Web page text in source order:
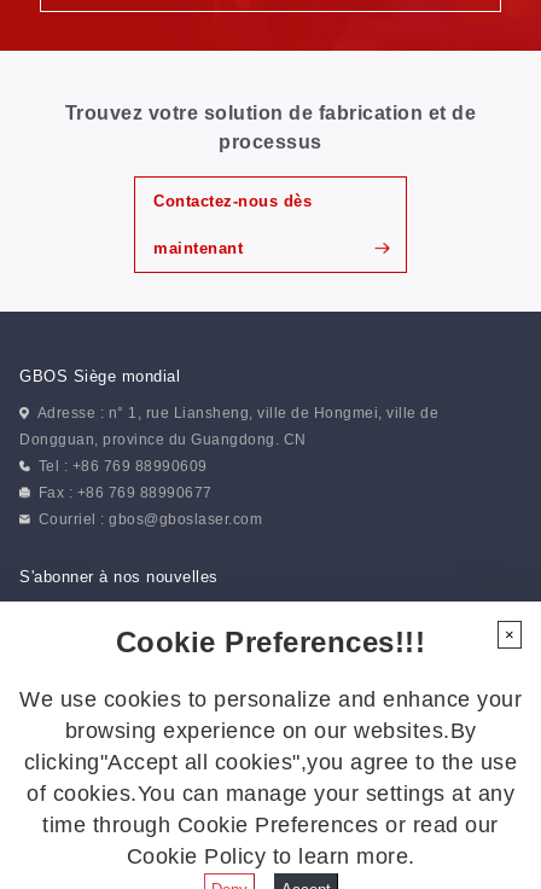
Trouvez votre solution de fabrication et de
processus
Contactez-nous dès
maintenant
GBOS Siège mondial
Adresse : n° 1, rue Liansheng, ville de Hongmei, ville de
Dongguan, province du Guangdong. CN
Tel : +86 769 88990609
Fax : +86 769 88990677
Courriel :gbos@gboslaser.com
S'abonner à nos nouvelles
Suivez-nous pour rester informé des dernières actualités :
2026 GBOS, tous droits réservés.Politique de confidentialité
Cookie Preferences!!!
We use cookies to personalize and enhance your
browsing experience on our websites.By
clicking"Accept all cookies",you agree to the use
of cookies.You can manage your settings at any
time through Cookie Preferences or read our
Cookie Policy to learn more.
×